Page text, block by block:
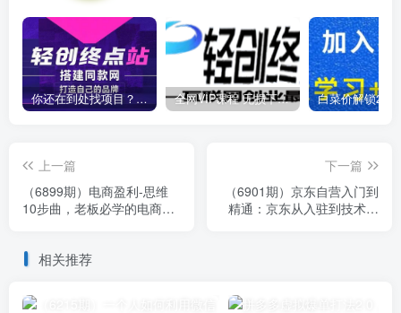
你还在到处找项目？还在当韭菜？我靠卖项目一个月收入5万+，曾经我也是个失败者。 全网VIP课程 无损下载~
上一篇
（6899期）电商盈利-思维
10步曲，老板必学的电商盈
下一篇
（6901期）京东自营入门到
精通：京东从入驻到技术全
相关推荐